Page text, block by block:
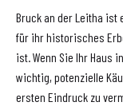
Bruck an der Leitha
für ihr historisches
ist. Wenn Sie Ihr Haus
wichtig, potenzielle
ersten Eindruck zu